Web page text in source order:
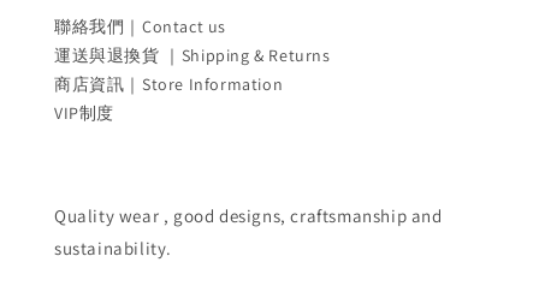
聯絡我們｜Contact us
運送與退換貨 ｜Shipping & Returns
商店資訊｜Store Information
VIP制度
Quality wear , good designs, craftsmanship and
sustainability.